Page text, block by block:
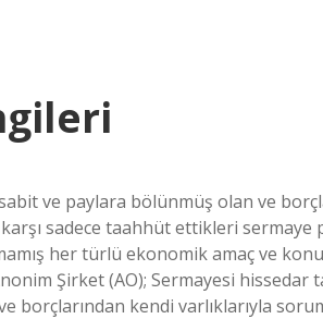
ve paylara bölünmüş olan ve
sadece taahhüt ettikleri sermaye
her türlü ekonomik amaç ve
Şirket (AO); Sermayesi hissedar
borçlarından kendi varlıklarıyla